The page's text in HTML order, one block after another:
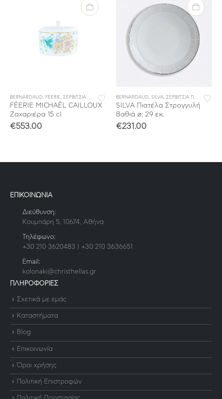
,ΣΕΡΒΙΤΣΙΑ ΦΑΓΗΤΟΥ
BERNARDAUD, FEERIE, ΣΕΡΒΙΤΣΙΑ ΠΟΡΣΕΛΑΝΗΣ ,ΣΕΡΒΙΤΣΙΑ ΦΑΓΗΤΟΥ
FÉERIE MICHAËL CAILLOUX
Ζαχαριέρα 15 cl
€553.00
BERNARDAUD, SILVA, ΣΕΡΒΙΤΣΙΑ ΠΟΡΣΕΛΑΝΗΣ
SILVA Πιατέλα Στρογγυλή
Βαθιά ø: 29 εκ.
€231.00
ΕΠΙΚΟΙΝΩΝΙΑ
Διεύθυνση:
Κουμπάρη 5, 10674, Αθήνα
Τηλέφωνο:
+30 210 3620483 | +30 210 3636651
Email:
kolonaki@christhellas.gr
ΠΛΗΡΟΦΟΡΙΕΣ
Σχετικά με εμάς
Καταστήματα
Blog
Επικοινωνία
Όροι χρήσης
Πολιτική Επιστροφών